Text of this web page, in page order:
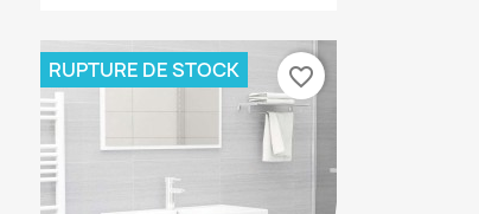
RUPTURE DE STOCK favorite_border